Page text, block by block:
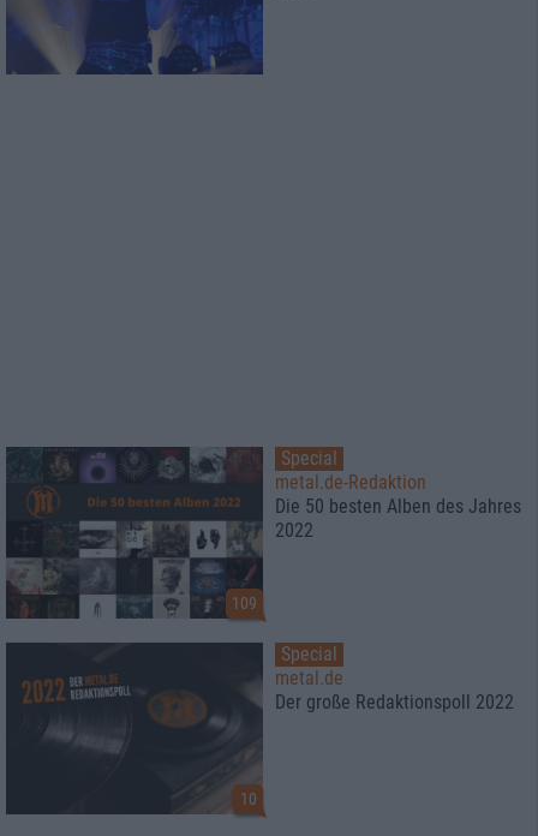
109
Special
metal.de-Redaktion
Die 50 besten Alben des Jahres
2022
10
Special
metal.de
Der große Redaktionspoll 2022